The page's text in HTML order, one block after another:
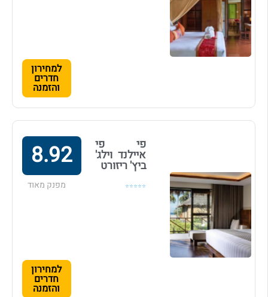
למחירון
חדרים
והזמנה
פי פי
איילנד וילג'
ביץ' ריזורט
⭐⭐⭐⭐⭐
8.92
מפנק מאוד
למחירון
חדרים
והזמנה